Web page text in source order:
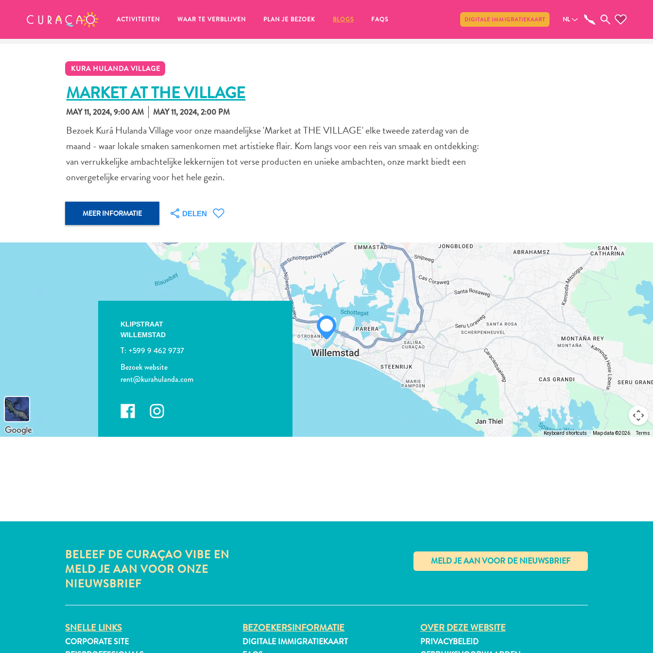
ACTIVITEITEN WAAR TE VERBLIJVEN PLAN JE BEZOEK BLOGS FAQS DIGITALE IMMIGRATIEKAART NL
KURA HULANDA VILLAGE
MARKET AT THE VILLAGE
MAY 11, 2024, 9:00 AM MAY 11, 2024, 2:00 PM
Bezoek Kurá Hulanda Village voor onze maandelijkse 'Market at THE VILLAGE' elke tweede zaterdag van de
maand - waar lokale smaken samenkomen met artistieke flair. Kom langs voor een reis van smaak en ontdekking:
van verrukkelijke ambachtelijke lekkernijen tot verse producten en unieke ambachten, onze markt biedt een
onvergetelijke ervaring voor het hele gezin.
MEER INFORMATIE DELEN
WHATSAPP
KLIPSTRAAT
WILLEMSTAD
T: +599 9 462 9737
Bezoek website
rent@kurahulanda.com
Keyboard shortcuts Map data ©2026 Terms
BELEEF DE CURAÇAO VIBE EN
MELD JE AAN VOOR ONZE
NIEUWSBRIEF
✕
SNELLE LINKS
CORPORATE SITE
BEZOEKERSINFORMATIE
DIGITALE IMMIGRATIEKAART
OVER DEZE WEBSITE
PRIVACYBELEID
MIJN FAVORIETEN Delen
favoriete plekken opgeslagen.